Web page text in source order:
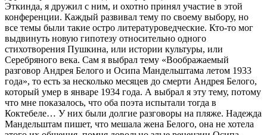
Эткинда, я дружил с ним, и охотно принял участие в этой
конференции. Каждый развивал тему по своему выбору, но
все темы были такие остро литературоведческие. Кто-то мог
выдвинуть новую гипотезу относительно одного
стихотворения Пушкина, или истории культуры, или
Серебряного века. Сам я выбрал тему «Воображаемый
разговор Андрея Белого и Осипа Мандельштама летом 1933
года», то есть за несколько месяцев до смерти Андрея Белого,
который умер в январе 1934 года. А выбрал я эту тему, потому
что мне показалось, что оба поэта испытали тогда в
Коктебеле… У них были долгие разговоры на пляже. Надежда
Мандельштам пишет, что мешала жена Белого, она не хотела